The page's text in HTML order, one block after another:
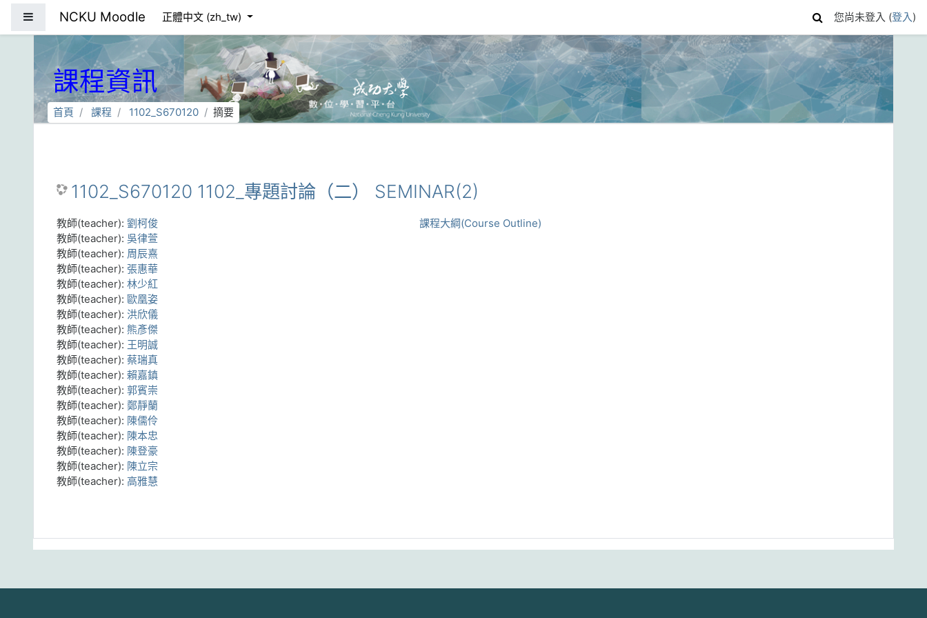
NCKU Moodle 正體中文 ‎(zh_tw)‎ 您尚未登入 (登入)
課程資訊
首頁 課程 1102_S670120 摘要
1102_S670120 1102_專題討論（二） SEMINAR(2)
課程大綱(Course Outline)
教師(teacher): 劉柯俊
教師(teacher): 吳律萱
教師(teacher): 周辰熹
教師(teacher): 張惠華
教師(teacher): 林少紅
教師(teacher): 歐凰姿
教師(teacher): 洪欣儀
教師(teacher): 熊彥傑
教師(teacher): 王明誠
教師(teacher): 蔡瑞真
教師(teacher): 賴嘉鎮
教師(teacher): 郭賓崇
教師(teacher): 鄭靜蘭
教師(teacher): 陳儒伶
教師(teacher): 陳本忠
教師(teacher): 陳登豪
教師(teacher): 陳立宗
教師(teacher): 高雅慧